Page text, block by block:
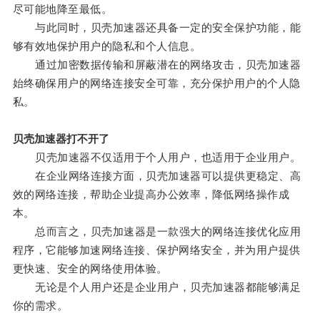
尽可能地降至最低。
与此同时，贝壳加速器还具备一定的安全保护功能，能
够有效地保护用户的隐私和个人信息。
通过加密数据传输和屏蔽潜在的网络攻击，贝壳加速器
始终确保用户的网络连接安全可靠，充分保护用户的个人隐
私。
贝壳加速器打不开了
贝壳加速器不仅适用于个人用户，也适用于企业用户。
在企业网络连接方面，贝壳加速器可以提供更稳定、高
效的网络连接，帮助企业提高办公效率，降低网络操作成
本。
总而言之，贝壳加速器是一款强大的网络连接优化应用
程序，它能够加速网络连接、保护网络安全，并为用户提供
更快速、安全的网络使用体验。
无论是个人用户还是企业用户，贝壳加速器都能够满足
你的需求。